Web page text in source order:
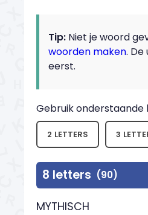
Tip: Niet je woord
woorden maken.
eerst.
Gebruik
2 LETTERS 3
8 letters (90)
MYTHISCH